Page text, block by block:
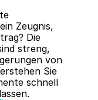
Zeugnis,
Die
streng,
von
Sie
schnell